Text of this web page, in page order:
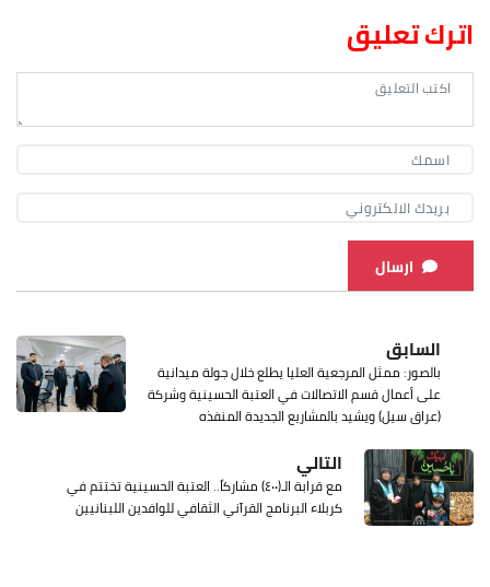
اترك تعليق
ارسال
السابق
بالصور: ممثل المرجعية العليا يطلع خلال جولة ميدانية
على أعمال قسم الاتصالات في العتبة الحسينية وشركة
(عراق سيل) ويشيد بالمشاريع الجديدة المنفذه
التالي
مع قرابة الـ(٤٠٠) مشاركاً.. العتبة الحسينية تختتم في
كربلاء البرنامج القرآني الثقافي للوافدين اللبنانيين